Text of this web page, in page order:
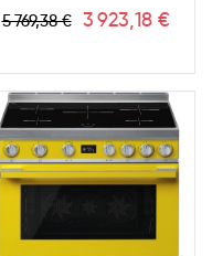
Prix
5 769,38 € Prix
3 923,18 €